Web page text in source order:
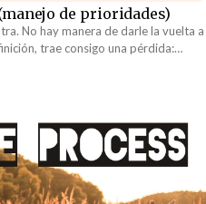
de prioridades)
No hay manera de darle la vuelta a
trae consigo una pérdida: